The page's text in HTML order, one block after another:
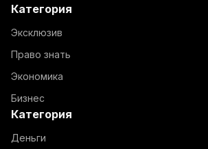
Категория
Эксклюзив
Право знать
Экономика
Бизнес
Категория
Деньги